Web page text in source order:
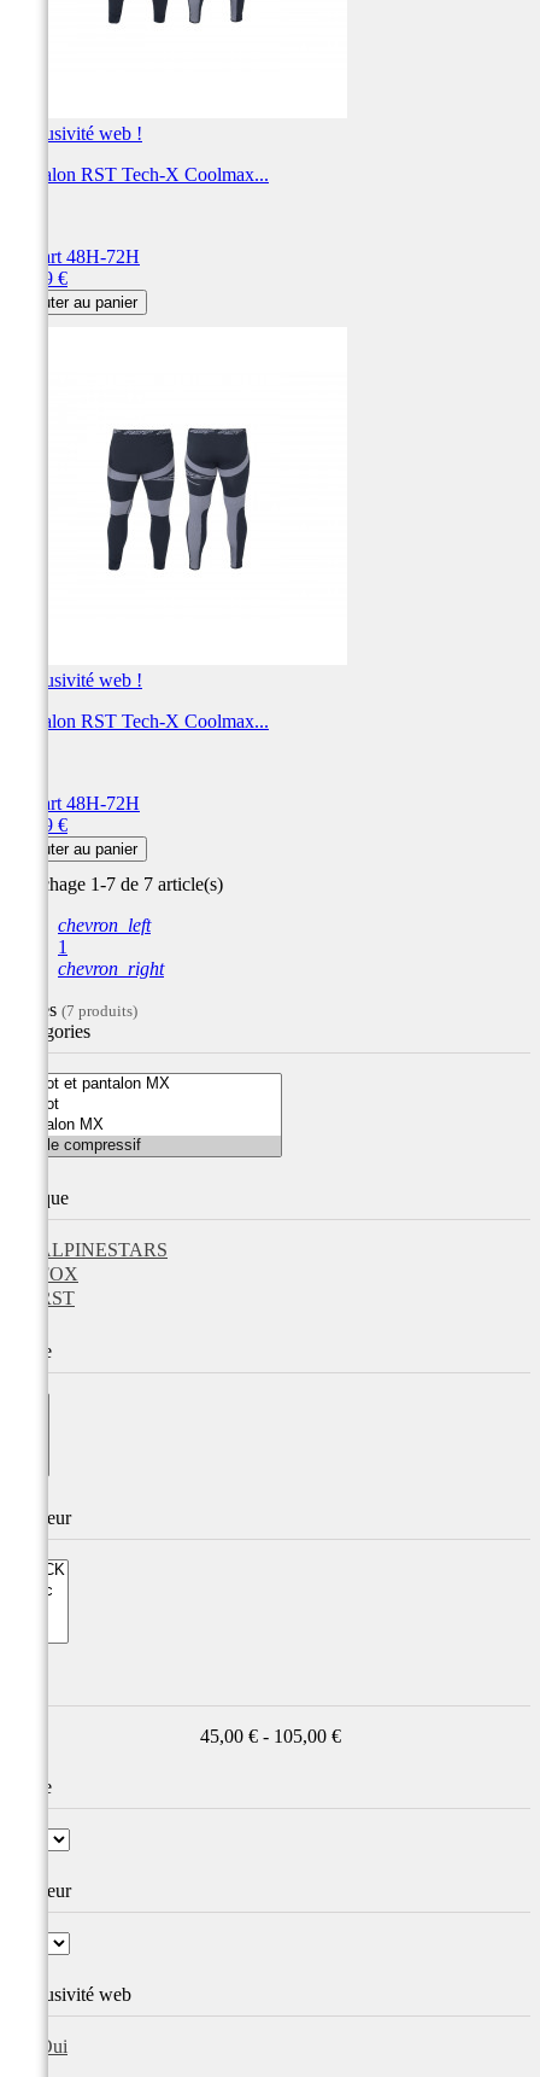
Exclusivité web !
Pantalon RST Tech-X Coolmax...
Départ 48H-72H
49,99 €
Ajouter au panier
Exclusivité web !
Pantalon RST Tech-X Coolmax...
Départ 48H-72H
49,99 €
Ajouter au panier
Affichage 1-7 de 7 article(s)
chevron_left
1
chevron_right
Filtres (7 produits)
Catégories
Marque
ALPINESTARS
FOX
RST
Taille
Couleur
45,00 € - 105,00 €
Taille
Couleur
Exclusivité web
Oui